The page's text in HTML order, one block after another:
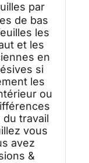
par
de bas
les
et les
en
si
les
ou
travail
vous
avez
&